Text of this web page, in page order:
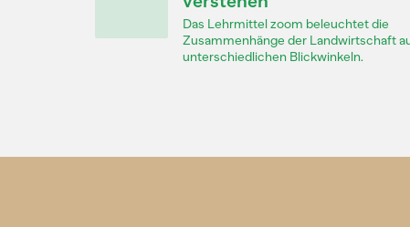
Das Lehrmittel zoom beleuchtet die
Zusammenhänge der Landwirtschaft
unterschiedlichen Blickwinkeln.